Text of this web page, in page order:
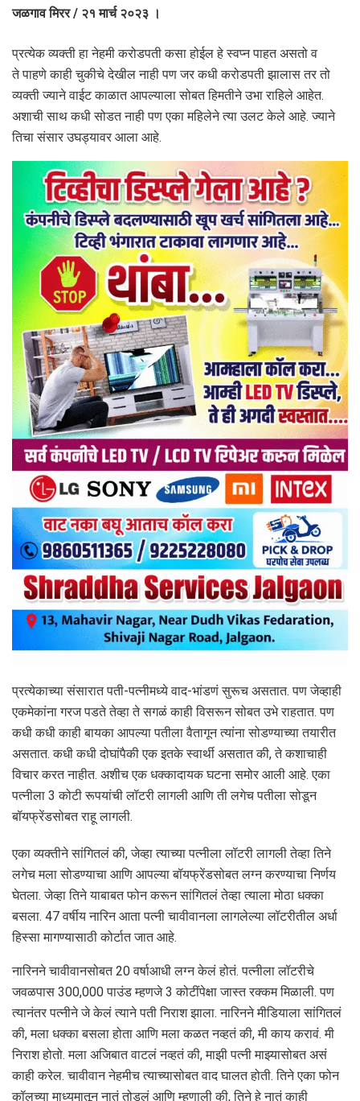
जळगाव मिरर / २१ मार्च २०२३ ।
प्रत्येक व्यक्ती हा नेहमी करोडपती कसा होईल हे स्वप्न पाहत असतो व
ते पाहणे काही चुकीचे देखील नाही पण जर कधी करोडपती झालास तर तो
व्यक्ती ज्याने वाईट काळात आपल्याला सोबत हिमतीने उभा राहिले आहेत.
अशाची साथ कधी सोडत नाही पण एका महिलेने त्या उलट केले आहे. ज्याने
तिचा संसार उघड्यावर आला आहे.
प्रत्येकाच्या संसारात पती-पत्नीमध्ये वाद-भांडणं सुरूच असतात. पण जेव्हाही
एकमेकांना गरज पडते तेव्हा ते सगळं काही विसरून सोबत उभे राहतात. पण
कधी कधी काही बायका आपल्या पतीला वैतागून त्यांना सोडण्याच्या तयारीत
असतात. कधी कधी दोघांपैकी एक इतके स्वार्थी असतात की, ते कशाचाही
विचार करत नाहीत. अशीच एक धक्कादायक घटना समोर आली आहे. एका
पत्नीला 3 कोटी रूपयांची लॉटरी लागली आणि ती लगेच पतीला सोडून
बॉयफ्रेंडसोबत राहू लागली.
एका व्यक्तीने सांगितलं की, जेव्हा त्याच्या पत्नीला लॉटरी लागली तेव्हा तिने
लगेच मला सोडण्याचा आणि आपल्या बॉयफ्रेंडसोबत लग्न करण्याचा निर्णय
घेतला. जेव्हा तिने याबाबत फोन करून सांगितलं तेव्हा त्याला मोठा धक्का
बसला. 47 वर्षीय नारिन आता पत्नी चावीवानला लागलेल्या लॉटरीतील अर्धा
हिस्सा मागण्यासाठी कोर्टात जात आहे.
नारिनने चावीवानसोबत 20 वर्षाआधी लग्न केलं होतं. पत्नीला लॉटरीचे
जवळपास 300,000 पाउंड म्हणजे 3 कोटींपेक्षा जास्त रक्कम मिळाली. पण
त्यानंतर पत्नीने जे केलं त्याने पती निराश झाला. नारिनने मीडियाला सांगितलं
की, मला धक्का बसला होता आणि मला कळत नव्हतं की, मी काय करावं. मी
निराश होतो. मला अजिबात वाटलं नव्हतं की, माझी पत्नी माझ्यासोबत असं
काही करेल. चावीवान नेहमीच त्याच्यासोबत वाद घालत होती. तिने एका फोन
कॉलच्या माध्यमातून नातं तोडलं आणि म्हणाली की, तिने हे नातं काही